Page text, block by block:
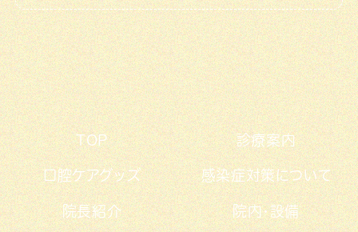
TOP 診療案内
口腔ケアグッズ 感染症対策について
院長紹介 院内・設備